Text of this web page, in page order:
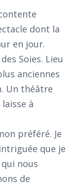
dont la
en jour.
Soies. Lieu
anciennes
Un théâtre
à
préféré. Je
que je
nous
de